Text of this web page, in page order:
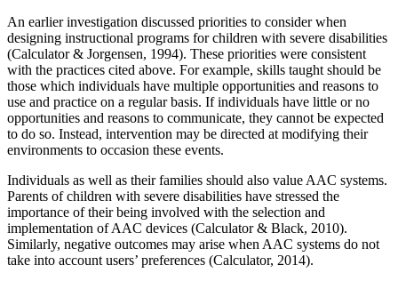
An earlier investigation discussed priorities to consider when
designing instructional programs for children with severe disabilities
(Calculator & Jorgensen, 1994). These priorities were consistent
with the practices cited above. For example, skills taught should be
those which individuals have multiple opportunities and reasons to
use and practice on a regular basis. If individuals have little or no
opportunities and reasons to communicate, they cannot be expected
to do so. Instead, intervention may be directed at modifying their
environments to occasion these events.
Individuals as well as their families should also value AAC systems.
Parents of children with severe disabilities have stressed the
importance of their being involved with the selection and
implementation of AAC devices (Calculator & Black, 2010).
Similarly, negative outcomes may arise when AAC systems do not
take into account users’ preferences (Calculator, 2014).